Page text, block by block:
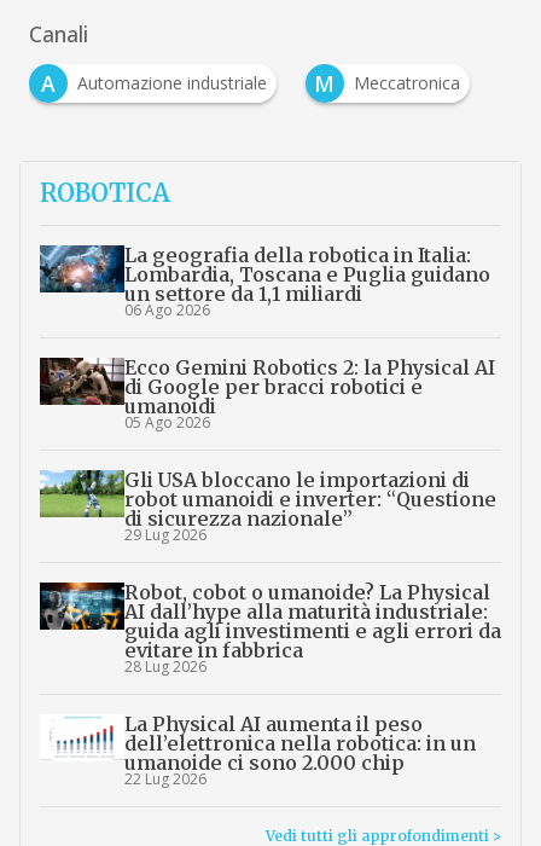
Canali
A
Automazione industriale M Meccatronica
ROBOTICA
La geografia della robotica in Italia:
Lombardia, Toscana e Puglia guidano
un settore da 1,1 miliardi
06 Ago 2026
Ecco Gemini Robotics 2: la Physical AI
di Google per bracci robotici e
umanoidi
05 Ago 2026
Gli USA bloccano le importazioni di
robot umanoidi e inverter: “Questione
di sicurezza nazionale”
29 Lug 2026
Robot, cobot o umanoide? La Physical
AI dall’hype alla maturità industriale:
guida agli investimenti e agli errori da
evitare in fabbrica
28 Lug 2026
La Physical AI aumenta il peso
dell’elettronica nella robotica: in un
umanoide ci sono 2.000 chip
22 Lug 2026
Vedi tutti gli approfondimenti >